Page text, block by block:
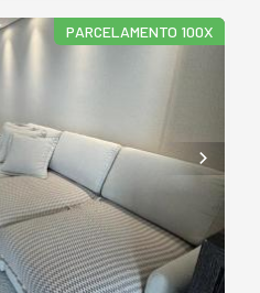
PARCELAMENTO 100X